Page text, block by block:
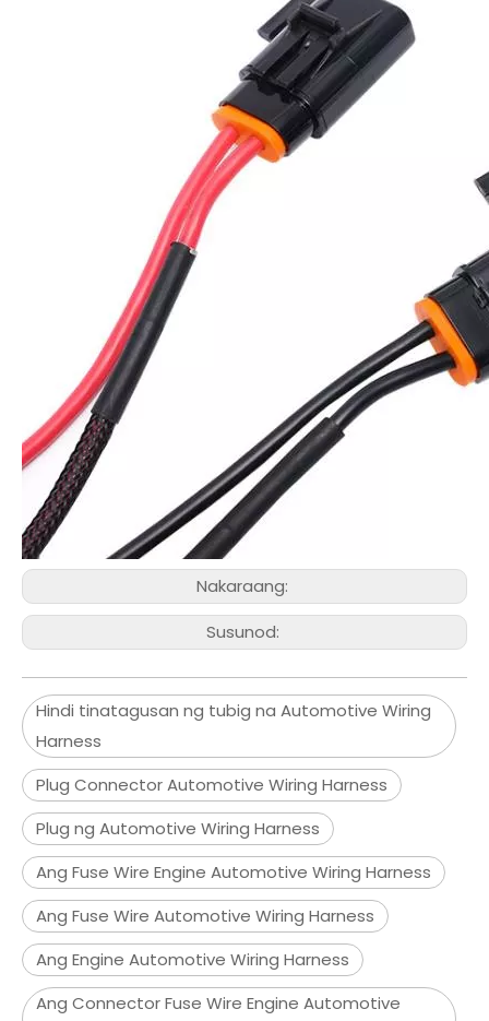
Nakaraang:
Susunod:
Hindi tinatagusan ng tubig na Automotive Wiring
Harness
Plug Connector Automotive Wiring Harness
Plug ng Automotive Wiring Harness
Ang Fuse Wire Engine Automotive Wiring Harness
Ang Fuse Wire Automotive Wiring Harness
Ang Engine Automotive Wiring Harness
Ang Connector Fuse Wire Engine Automotive